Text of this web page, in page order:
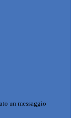
un messaggio